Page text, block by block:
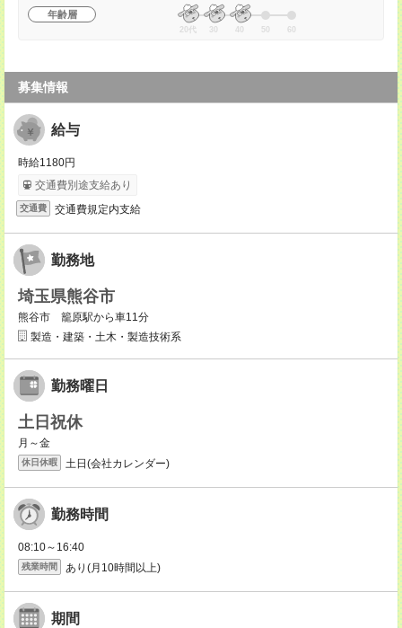
年齢層
20代 30 40 50 60
募集情報
給与
時給1180円
交通費別途支給あり
交通費 交通費規定内支給
勤務地
埼玉県熊谷市
熊谷市 籠原駅から車11分
製造・建築・土木・製造技術系
勤務曜日
土日祝休
月～金
休日休暇 土日(会社カレンダー)
勤務時間
08:10～16:40
残業時間 あり(月10時間以上)
期間